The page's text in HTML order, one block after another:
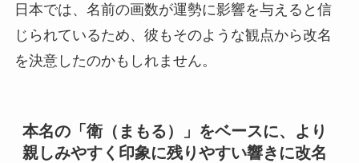
日本では、名前の画数が運勢に影響を与えると信
じられているため、彼もそのような観点から改名
を決意したのかもしれません。
本名の「衛（まもる）」をベースに、より
親しみやすく印象に残りやすい響きに改名